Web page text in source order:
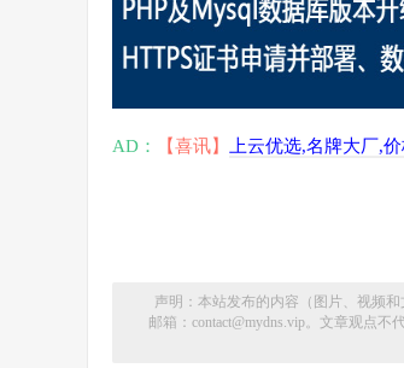
AD： 【喜讯】 上云优选,名牌大厂,
声明：本站发布的内容（图片、视频
邮箱：contact@mydns.vip。文章观点